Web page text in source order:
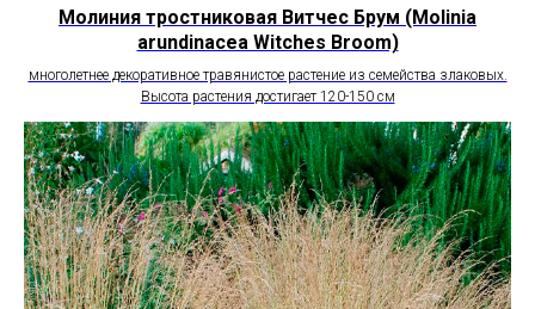
Молиния тростниковая Витчес Брум (Molinia
arundinacea Witches Broom)
многолетнее декоративное травянистое растение из семейства злаковых.
Высота растения достигает 120-150 см